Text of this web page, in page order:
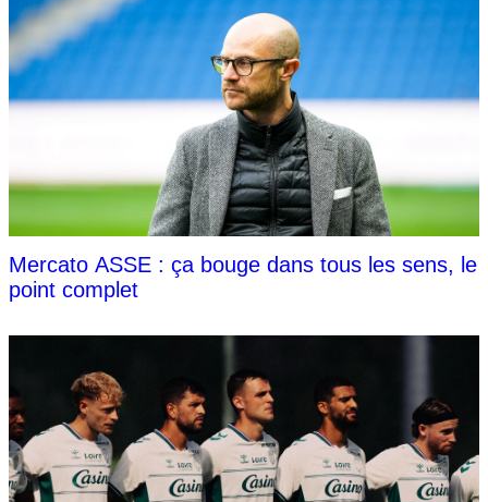
Mercato ASSE : ça bouge dans tous les sens, le
point complet